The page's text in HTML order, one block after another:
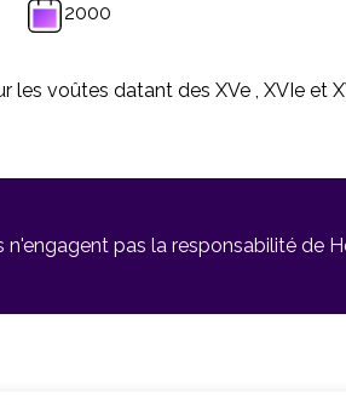
2000
voûtes datant des XVe , XVIe et
pas la responsabilité de